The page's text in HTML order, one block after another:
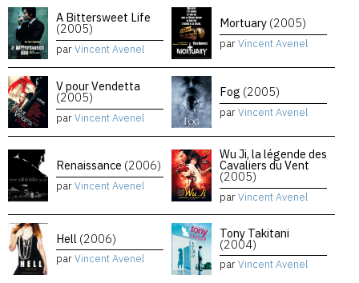
A Bittersweet Life
(2005)
parVincent Avenel
Mortuary (2005)
parVincent Avenel
V pour Vendetta
(2005)
parVincent Avenel
Fog (2005)
parVincent Avenel
Renaissance (2006)
parVincent Avenel
Wu Ji, la légende des
Cavaliers du Vent
(2005)
parVincent Avenel
Hell (2006)
parVincent Avenel
Tony Takitani
(2004)
parVincent Avenel